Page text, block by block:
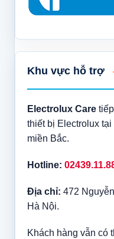
Khu vực hỗ trợ
Electrolux Caretiếp
thiết bị Electrolux
miền Bắc.
Hotline:
Địa chỉ: 472
Hà Nội.
Khách hàng vẫn có